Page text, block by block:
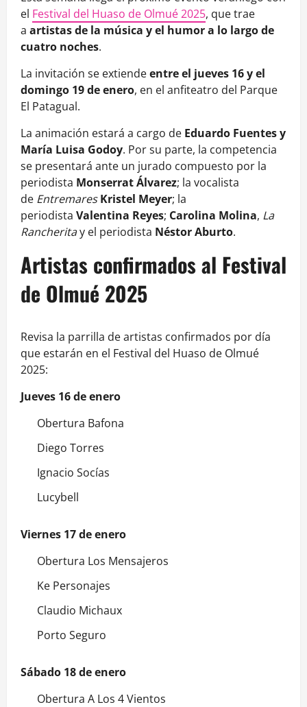
el Festival del Huaso de Olmué 2025, que trae
a artistas de la música y el humor a lo largo de
cuatro noches.
La invitación se extiendeentre el jueves 16 y el
domingo 19 de enero, en el anfiteatro del Parque
El Patagual.
La animación estará a cargo de Eduardo Fuentes y
María Luisa Godoy. Por su parte, la competencia
se presentará ante un jurado compuesto por la
periodista Monserrat Álvarez; la vocalista
de Entremares Kristel Meyer; la
periodista Valentina Reyes; Carolina Molina, La
Rancheritay el periodista Néstor Aburto.
Artistas confirmados al Festival
de Olmué 2025
Revisa la parrilla de artistas confirmados por día
que estarán en el Festival del Huaso de Olmué
2025:
Jueves 16 de enero
Obertura Bafona
Diego Torres
Ignacio Socías
Lucybell
Viernes 17 de enero
Obertura Los Mensajeros
Ke Personajes
Claudio Michaux
Porto Seguro
Sábado 18 de enero
Obertura A Los 4 Vientos